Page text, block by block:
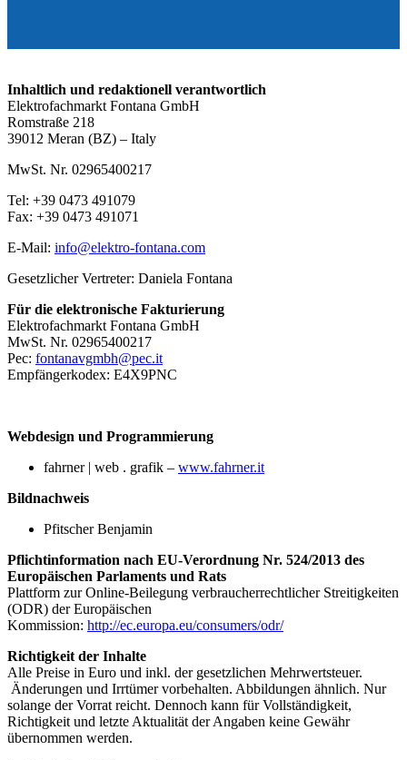
Inhaltlich und redaktionell verantwortlich
Elektrofachmarkt Fontana GmbH
Romstraße 218
39012 Meran (BZ) – Italy
MwSt. Nr. 02965400217
Tel: +39 0473 491079
Fax: +39 0473 491071
E-Mail: info@elektro-fontana.com
Gesetzlicher Vertreter: Daniela Fontana
Für die elektronische Fakturierung
Elektrofachmarkt Fontana GmbH
MwSt. Nr. 02965400217
Pec: fontanavgmbh@pec.it
Empfängerkodex: E4X9PNC
Webdesign und Programmierung
fahrner | web . grafik – www.fahrner.it
Bildnachweis
Pfitscher Benjamin
Pflichtinformation nach EU-Verordnung Nr. 524/2013 des
Europäischen Parlaments und Rats
Plattform zur Online-Beilegung verbraucherrechtlicher Streitigkeiten
(ODR) der Europäischen
Kommission: http://ec.europa.eu/consumers/odr/
Richtigkeit der Inhalte
Alle Preise in Euro und inkl. der gesetzlichen Mehrwertsteuer.
Änderungen und Irrtümer vorbehalten. Abbildungen ähnlich. Nur
solange der Vorrat reicht. Dennoch kann für Vollständigkeit,
Richtigkeit und letzte Aktualität der Angaben keine Gewähr
übernommen werden.